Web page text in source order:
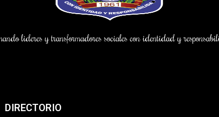
lideres y transformadores sociales con identidad y
DIRECTORIO